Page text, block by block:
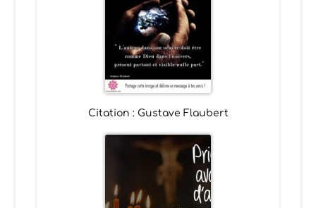
Citation : Gustave Flaubert